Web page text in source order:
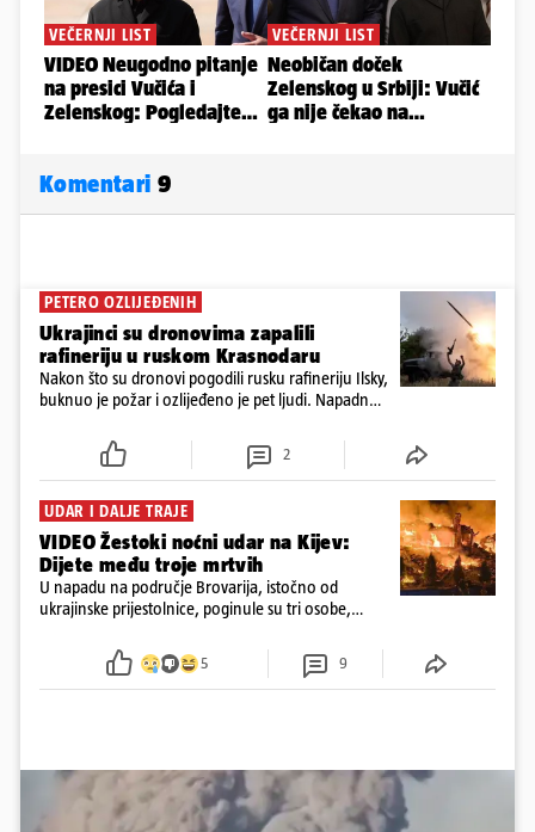
Komentari 9
PETERO OZLIJEĐENIH
Ukrajinci su dronovima zapalili
rafineriju u ruskom Krasnodaru
Nakon što su dronovi pogodili rusku rafineriju Ilsky,
buknuo je požar i ozlijeđeno je pet ljudi. Napadnut
srušila 397 dronova
2
UDAR I DALJE TRAJE
VIDEO Žestoki noćni udar na Kijev:
Dijete među troje mrtvih
U napadu na područje Brovarija, istočno od
ukrajinske prijestolnice, poginule su tri osobe,
5 9